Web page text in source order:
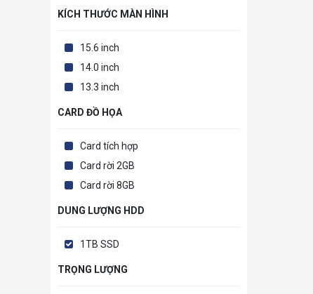
KÍCH THƯỚC MÀN HÌNH
15.6 inch
14.0 inch
13.3 inch
CARD ĐỒ HỌA
Card tích hợp
Card rời 2GB
Card rời 8GB
DUNG LƯỢNG HDD
1TB SSD
TRỌNG LƯỢNG